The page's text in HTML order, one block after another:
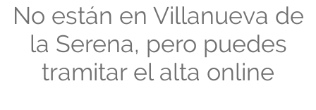
No están en Villanueva de
la Serena, pero puedes
tramitar el alta online